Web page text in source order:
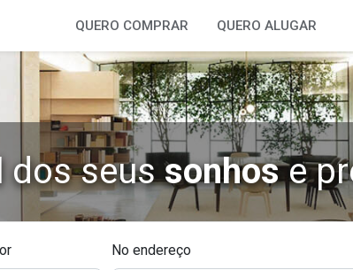
QUERO COMPRAR QUERO ALUGAR
dos seussonhose
No endereço